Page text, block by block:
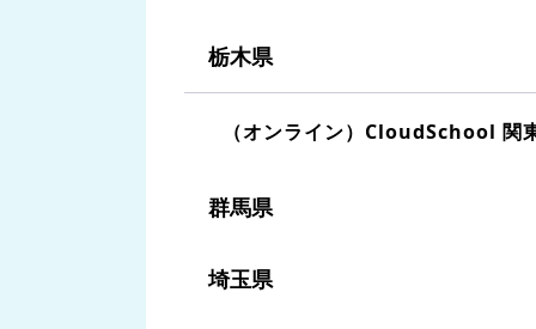
栃木県
（オンライン）CloudSchool 関
群馬県
埼玉県